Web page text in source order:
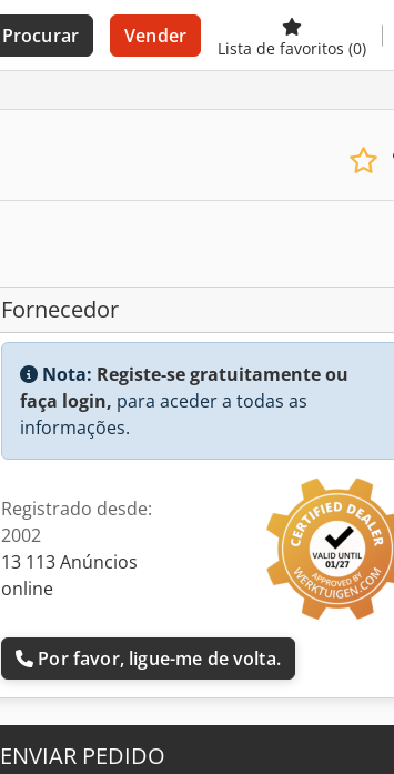
Procurar Vender
Lista de favoritos (0)
Fornecedor
Nota: Registe-se gratuitamente ou
faça login, para aceder a todas as
informações.
Registrado desde:
2002
13 113 Anúncios
online
Por favor, ligue-me de volta.
ENVIAR PEDIDO